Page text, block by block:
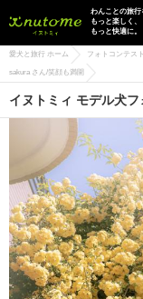
イヌトミィ
わんことの旅行
もっと楽しく、
もっと快適に。
愛犬と旅行 ホーム フォトコンテスト
sakura さん/笑顔も満開
イヌトミィ モデル犬